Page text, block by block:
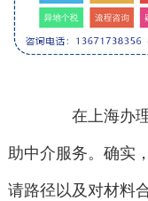
在上海办理
助中介服务。确实
请路径以及对材料